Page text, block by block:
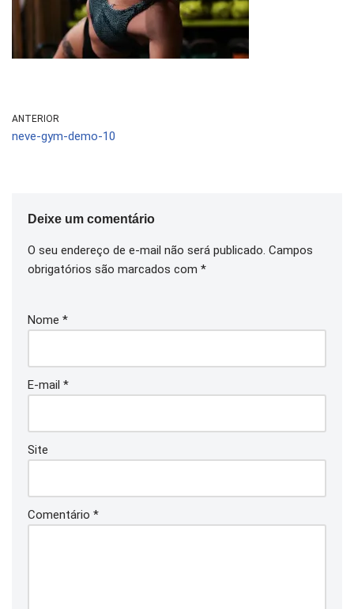
ANTERIOR
neve-gym-demo-10
Deixe um comentário
O seu endereço de e-mail não será publicado. Campos
obrigatórios são marcados com *
Nome *
E-mail *
Site
Comentário *